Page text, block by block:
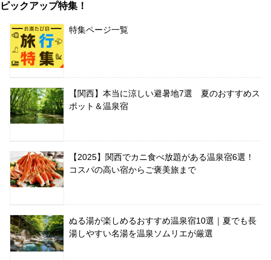
ピックアップ特集！
特集ページ一覧
【関西】本当に涼しい避暑地7選 夏のおすすめス
ポット＆温泉宿
【2025】関西でカニ食べ放題がある温泉宿6選！
コスパの高い宿からご褒美旅まで
ぬる湯が楽しめるおすすめ温泉宿10選｜夏でも長
湯しやすい名湯を温泉ソムリエが厳選